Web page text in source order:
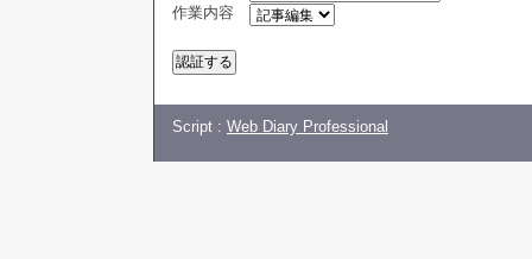
作業内容
Script : Web Diary Professional